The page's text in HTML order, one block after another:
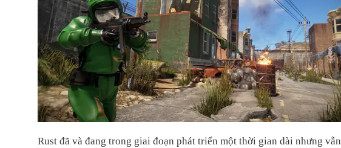
Rust đã và đang trong giai đoạn phát triển một thời gian dài nhưng vẫn